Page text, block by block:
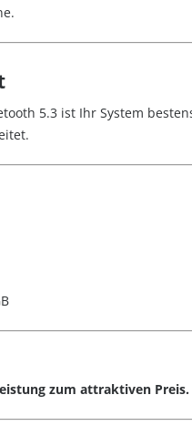
5.3 ist Ihr System
zum attraktiven Preis.